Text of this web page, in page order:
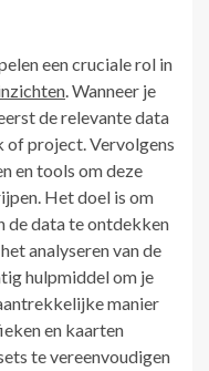
een cruciale rol in
. Wanneer je
de relevante data
of project. Vervolgens
en tools om deze
Het doel is om
de data te ontdekken
analyseren van de
hulpmiddel om je
manier
en kaarten
te vereenvoudigen